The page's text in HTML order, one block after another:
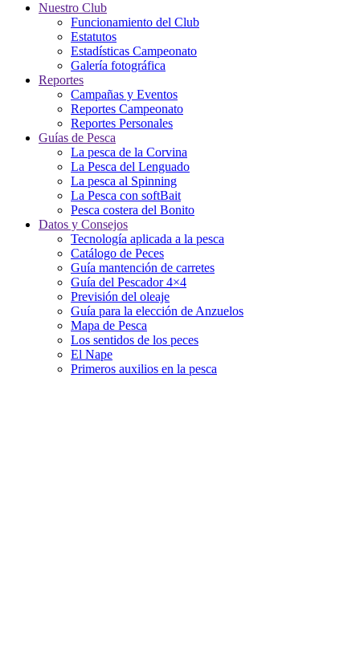
Nuestro Club
Funcionamiento del Club
Estatutos
Estadísticas Campeonato
Galería fotográfica
Reportes
Campañas y Eventos
Reportes Campeonato
Reportes Personales
Guías de Pesca
La pesca de la Corvina
La Pesca del Lenguado
La pesca al Spinning
La Pesca con softBait
Pesca costera del Bonito
Datos y Consejos
Tecnología aplicada a la pesca
Catálogo de Peces
Guía mantención de carretes
Guía del Pescador 4×4
Previsión del oleaje
Guía para la elección de Anzuelos
Mapa de Pesca
Los sentidos de los peces
El Nape
Primeros auxilios en la pesca